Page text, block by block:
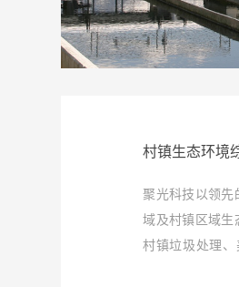
村镇生态环境
聚光科技以领先
域及村镇区域生
村镇垃圾处理、